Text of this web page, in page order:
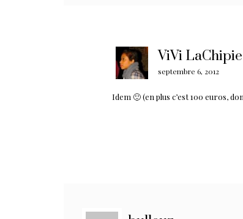
ViVi LaChipie
septembre 6, 2012
Idem 🙂 (en plus c’est 100 euros,